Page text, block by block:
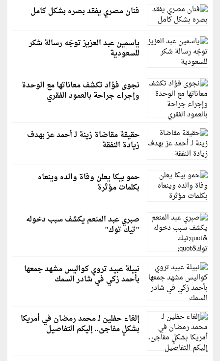
فنان مصري يفقد بصره بشكل كامل
ياسمين عبد العزيز توجّه رسالة شكر
للسعودية
نجوى فؤاد تكشف معاناتها مع الوحدة
وإجراء جراحة بالعمود الفقري
حقيقة مقاضاة زينة لـ أحمد عز بهدف
زيادة النفقة
حمو بيكا يعلن وفاة والده وينعاه
بكلمات مؤثرة
صبري عبد المنعم يكشف سبب دخوله
"تيك توك"
نبيلة عبيد تروي كواليس مشهد جمعها
بأحمد زكي في شادر السمك
إلغاء حفلين لـ محمد رمضان في أمريكا
بشكلٍ مفاجئ.. إليكم التفاصيل